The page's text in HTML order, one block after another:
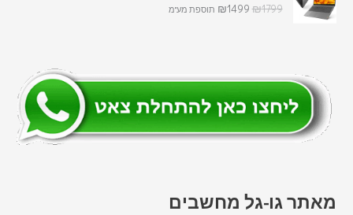
₪1799
₪1499 תוספת מע"מ
מאתר גו-גל מחשבים